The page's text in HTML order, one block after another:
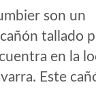
son un
tallado
en la
Este